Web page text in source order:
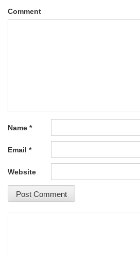
Comment
Name *
Email *
Website